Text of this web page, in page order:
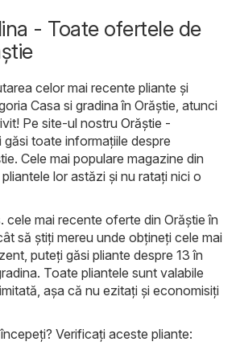
- Toate ofertele de
celor mai recente pliante și
Casa si gradina în Orăştie, atunci
Pe site-ul nostru Orăştie -
găsi toate informațiile despre
Cele mai populare magazine din
lor astăzi și nu ratați nici o
cele mai recente oferte din Orăştie în
să știți mereu unde obțineți cele mai
puteți găsi pliante despre 13 în
Toate pliantele sunt valabile
așa că nu ezitați și economisiți
Verificați aceste pliante: